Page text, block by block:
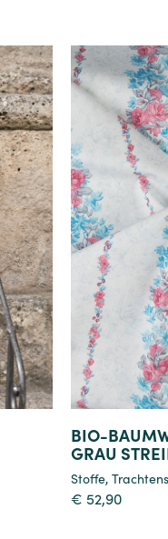
BIO-
GRAU
Stoffe,
€ 52,90